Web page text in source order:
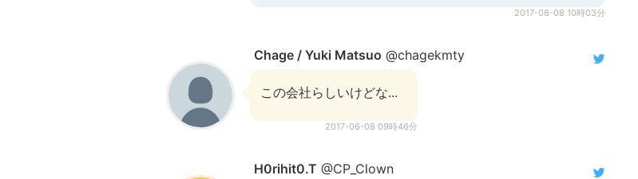
2017-06-08 10時03分
Chage / Yuki Matsuo @chagekmty
この会社らしいけどな...
2017-06-08 09時46分
H0rihit0.T @CP_Clown